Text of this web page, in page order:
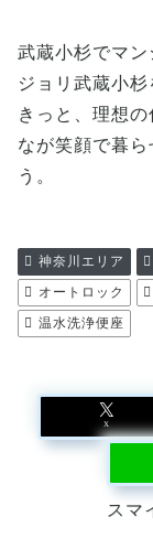
武蔵小杉でマ
ジョリ武蔵小
きっと、理想
なが笑顔で暮
う。
神奈川エリア
オートロック
温水洗浄便座
X
スマ